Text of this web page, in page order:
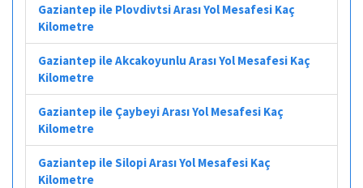
Gaziantep ile Plovdivtsi Arası Yol Mesafesi Kaç
Kilometre
Gaziantep ile Akcakoyunlu Arası Yol Mesafesi Kaç
Kilometre
Gaziantep ile Çaybeyi Arası Yol Mesafesi Kaç
Kilometre
Gaziantep ile Silopi Arası Yol Mesafesi Kaç
Kilometre